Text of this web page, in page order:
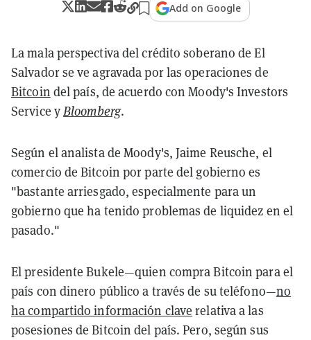
Add on Google
La mala perspectiva del crédito soberano de El
Salvador se ve agravada por las operaciones de
Bitcoin del país, de acuerdo con Moody's Investors
Service yBloomberg.
Según el analista de Moody's, Jaime Reusche, el
comercio de Bitcoin por parte del gobierno es
"bastante arriesgado, especialmente para un
gobierno que ha tenido problemas de liquidez en el
pasado."
El presidente Bukele—quien compra Bitcoin para el
país con dinero público a través de su teléfono—no
ha compartido información clave relativa a las
posesiones de Bitcoin del país. Pero, según sus